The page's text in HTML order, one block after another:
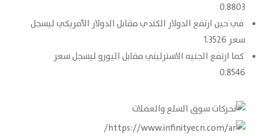
0.8803
في حين ارتفع الدولار الكندي مقابل الدولار الأمريكي ليسجل
سعر 1.3526
كما ارتفع الجنيه الاسترليني مقابل اليورو ليسجل سعر
0.8546